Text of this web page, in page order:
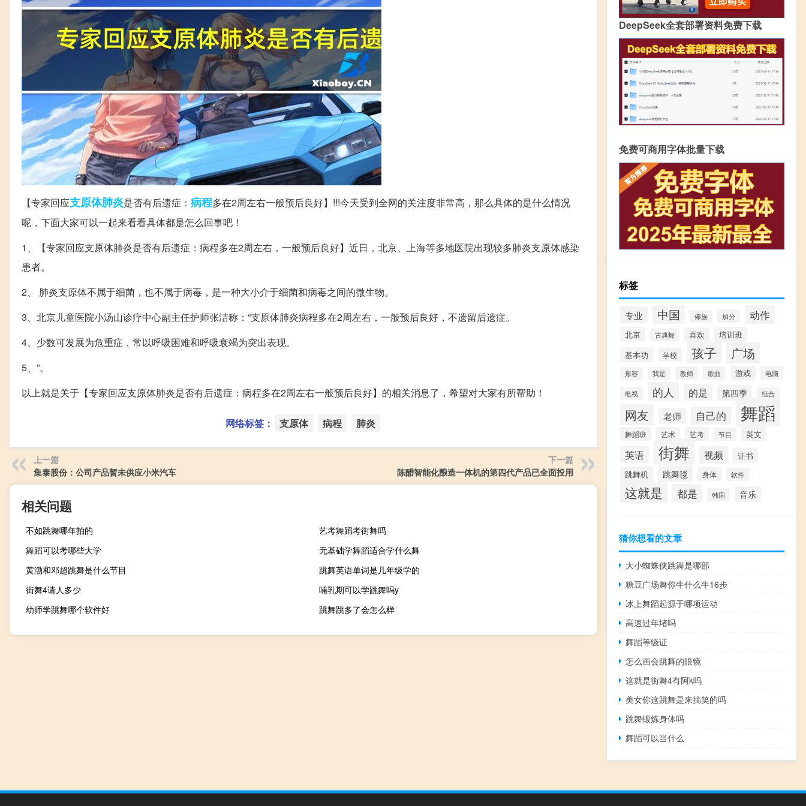
【专家回应支原体肺炎是否有后遗症： 病程多在2周左右一般预后良好】!!!今天受到全网的关注度非常高，那么具体的是什么情况
呢，下面大家可以一起来看看具体都是怎么回事吧！
1、【专家回应支原体肺炎是否有后遗症：病程多在2周左右，一般预后良好】近日，北京、上海等多地医院出现较多肺炎支原体感染
患者。
2、 肺炎支原体不属于细菌，也不属于病毒，是一种大小介于细菌和病毒之间的微生物。
3、北京儿童医院小汤山诊疗中心副主任护师张洁称：“支原体肺炎病程多在2周左右，一般预后良好，不遗留后遗症。
4、少数可发展为危重症，常以呼吸困难和呼吸衰竭为突出表现。
5、”。
以上就是关于【专家回应支原体肺炎是否有后遗症：病程多在2周左右一般预后良好】的相关消息了，希望对大家有所帮助！
网络标签： 支原体 病程 肺炎
上一篇
集泰股份：公司产品暂未供应小米汽车
下一篇
陈醋智能化酿造一体机的第四代产品已全面投用
相关问题
不如跳舞哪年拍的
艺考舞蹈考街舞吗
舞蹈可以考哪些大学
无基础学舞蹈适合学什么舞
黄渤和邓超跳舞是什么节目
跳舞英语单词是几年级学的
街舞4请人多少
哺乳期可以学跳舞吗y
幼师学跳舞哪个软件好
跳舞跳多了会怎么样
DeepSeek全套部署资料免费下载
免费可商用字体批量下载
标签
专业 中国 傣族 加分 动作
北京 古典舞 喜欢
培训班
基本功
学校 孩子 广场
形容 我是 教师 歌曲 游戏 电脑
电视 的人 的是 第四季 组合
网友 老师 自己的 舞蹈
舞蹈班 艺术 艺考 节目 英文
英语 街舞 视频
证书
跳舞机
跳舞毯 身体 软件
这就是 都是 韩国 音乐
猜你想看的文章
大小蜘蛛侠跳舞是哪部
糖豆广场舞你牛什么牛16步
冰上舞蹈起源于哪项运动
高速过年堵吗
舞蹈等级证
怎么画会跳舞的眼镜
这就是街舞4有阿k吗
美女你这跳舞是来搞笑的吗
跳舞锻炼身体吗
舞蹈可以当什么